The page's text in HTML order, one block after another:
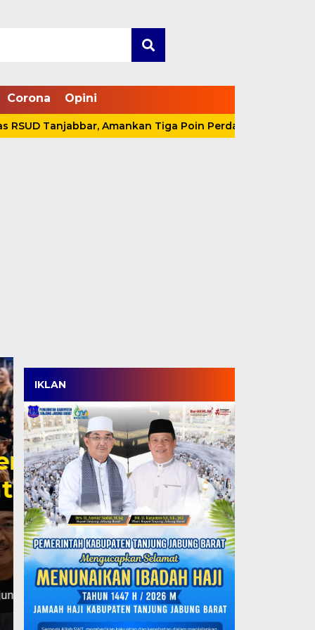
Corona Opini
Amankan Tiga Poin Perdana di OPD Cup 2026
TPT Turun,
Tertinggi di Jambi,
SDM Berdaya Saing
Rabu, 5 Agu 2026 - 18:38 WIB
JAKARTA, TJ – Kabupaten Tanjung Jabung Barat
ketenagakerjaan. Di tengah tantangan…
IKLAN